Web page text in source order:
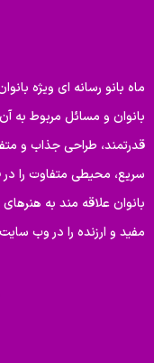
ماه بانو رسانه ای ویژه
بانوان و مسائل مربوط به
قدرتمند، طراحی جذاب و
سریع، محیطی متفاوت را در
بانوان علاقه مند به
مفید و ارزنده را در وب